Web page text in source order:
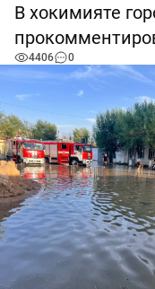
В хокимияте
4406 0